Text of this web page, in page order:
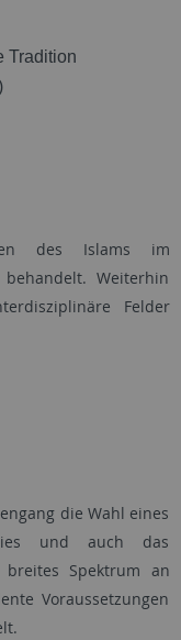
Tradition
des Islams im
Weiterhin
Felder
die Wahl eines
und auch das
Spektrum an
Voraussetzungen